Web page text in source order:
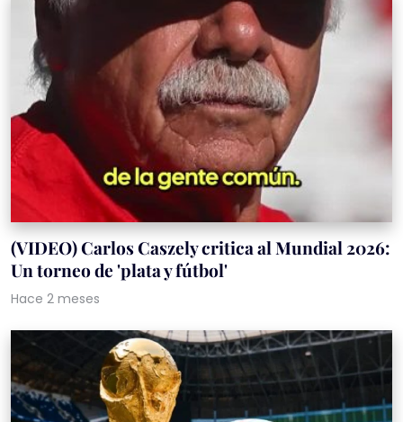
(VIDEO) Carlos Caszely critica al Mundial 2026:
Un torneo de 'plata y fútbol'
Hace 2 meses